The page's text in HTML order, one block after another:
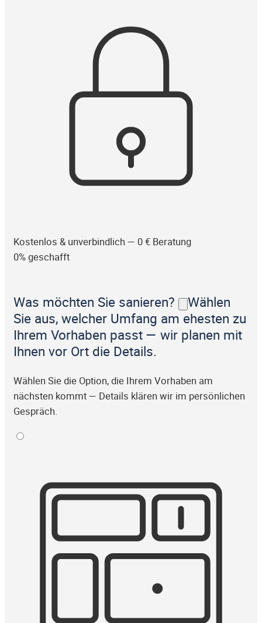
Kostenlos & unverbindlich — 0 € Beratung
0% geschafft
Was möchten Sie sanieren?
Wählen
Sie aus, welcher Umfang am ehesten zu
Ihrem Vorhaben passt — wir planen mit
Ihnen vor Ort die Details.
Wählen Sie die Option, die Ihrem Vorhaben am
nächsten kommt — Details klären wir im persönlichen
Gespräch.